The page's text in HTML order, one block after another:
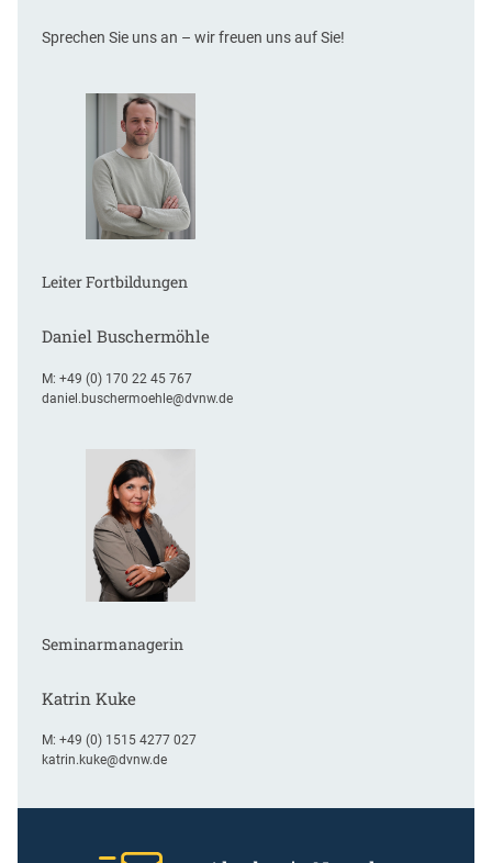
Sprechen Sie uns an – wir freuen uns auf Sie!
Leiter Fortbildungen
Daniel Buschermöhle
M:+49 (0) 170 22 45 767
daniel.buschermoehle@dvnw.de
Seminarmanagerin
Katrin Kuke
M:+49 (0) 1515 4277 027
katrin.kuke@dvnw.de